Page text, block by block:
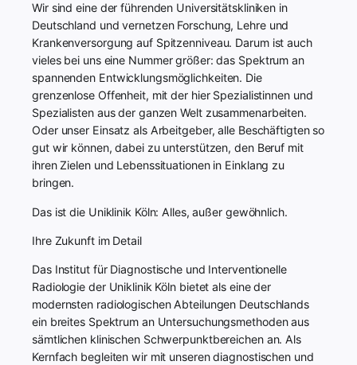
Wir sind eine der führenden Universitätskliniken in
Deutschland und vernetzen Forschung, Lehre und
Krankenversorgung auf Spitzenniveau. Darum ist auch
vieles bei uns eine Nummer größer: das Spektrum an
spannenden Entwicklungsmöglichkeiten. Die
grenzenlose Offenheit, mit der hier Spezialistinnen und
Spezialisten aus der ganzen Welt zusammenarbeiten.
Oder unser Einsatz als Arbeitgeber, alle Beschäftigten so
gut wir können, dabei zu unterstützen, den Beruf mit
ihren Zielen und Lebenssituationen in Einklang zu
bringen.
Das ist die Uniklinik Köln: Alles, außer gewöhnlich.
Ihre Zukunft im Detail
Das Institut für Diagnostische und Interventionelle
Radiologie der Uniklinik Köln bietet als eine der
modernsten radiologischen Abteilungen Deutschlands
ein breites Spektrum an Untersuchungsmethoden aus
sämtlichen klinischen Schwerpunktbereichen an. Als
Kernfach begleiten wir mit unseren diagnostischen und